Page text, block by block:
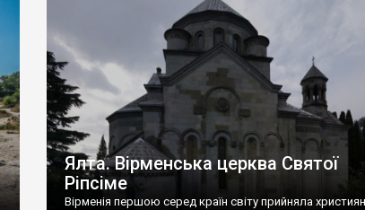
називаються «повстяками» (postaki)…” “Вино. Крим
виробляє відмінне вино і його вдосталь: воно все
легке біле і дуже […]
Ялта. Вірменська церква Святої
Ріпсіме
Вірменія першою серед країн світу прийняла